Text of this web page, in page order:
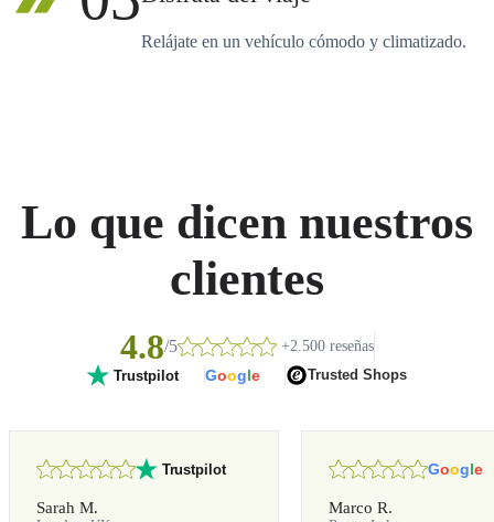
Relájate en un vehículo cómodo y climatizado.
Lo que dicen nuestros
clientes
4.8/5 +2.500 reseñas
Trustpilot Google Trusted Shops
Trustpilot
Sarah M.
Google
Marco R.